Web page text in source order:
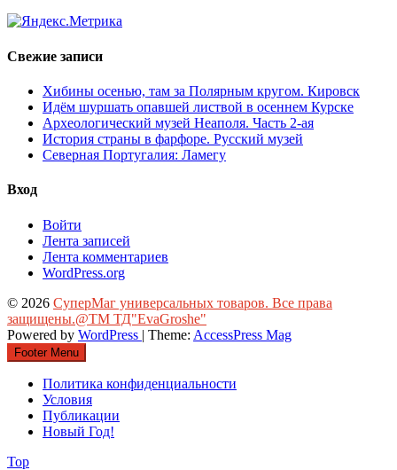
Свежие записи
Хибины осенью, там за Полярным кругом. Кировск
Идём шуршать опавшей листвой в осеннем Курске
Археологический музей Неаполя. Часть 2-ая
История страны в фарфоре. Русский музей
Северная Португалия: Ламегу
Вход
Войти
Лента записей
Лента комментариев
WordPress.org
© 2026 СуперМаг универсальных товаров. Все права
защищены.@ТМ ТД"EvaGroshe"
Powered by WordPress | Theme: AccessPress Mag
Footer Menu
Политика конфиденциальности
Условия
Публикации
Новый Год!
Top